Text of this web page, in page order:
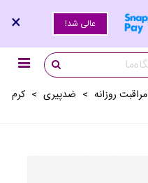
عالی شد! ×
مراقبت روزانه > ضدپیری > کرم